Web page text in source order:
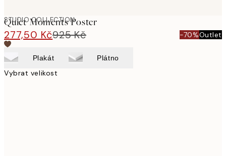
STUDIO COLLECTION
Quiet Moments Poster
277,50 Kč925 Kč -70%Outlet
Plakát Plátno
Vybrat velikost